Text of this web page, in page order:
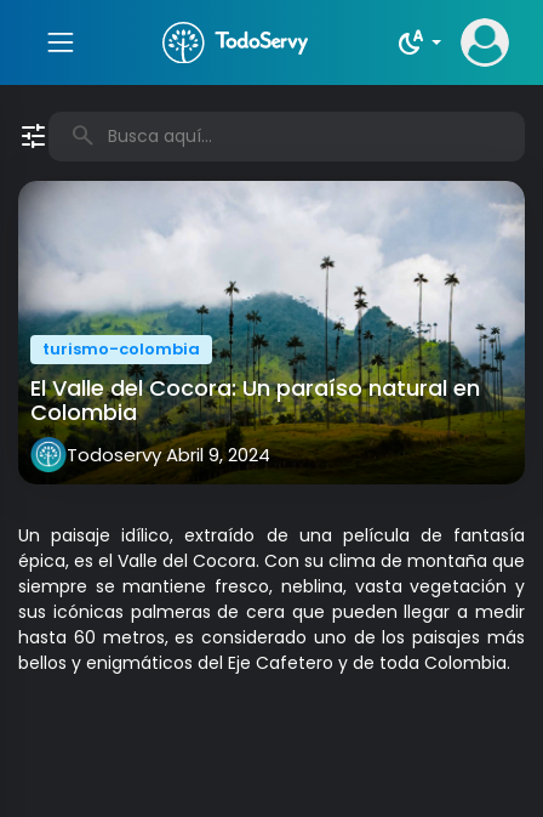
night_sight_auto
tune search
turismo-colombia
El Valle del Cocora: Un paraíso natural en
Colombia
TodoservyAbril 9, 2024
Un paisaje idílico, extraído de una película de fantasía
épica, es el Valle del Cocora. Con su clima de montaña que
siempre se mantiene fresco, neblina, vasta vegetación y
sus icónicas palmeras de cera que pueden llegar a medir
hasta 60 metros, es considerado uno de los paisajes más
bellos y enigmáticos del Eje Cafetero y de toda Colombia.